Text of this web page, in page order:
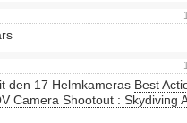
den 17 Helmkameras Best
Camera Shootout : Skydiving